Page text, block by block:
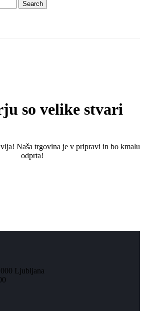
Search
so velike stvari
Naša trgovina je v pripravi in ​​bo kmalu
odprta!
Ljubljana